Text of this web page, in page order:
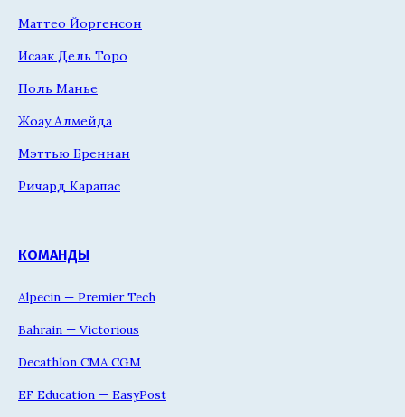
Маттео Йоргенсон
Исаак Дель Торо
Поль Манье
Жоау Алмейда
Мэттью Бреннан
Ричард Карапас
КОМАНДЫ
Alpecin — Premier Tech
Bahrain — Victorious
Decathlon CMA CGM
EF Education — EasyPost